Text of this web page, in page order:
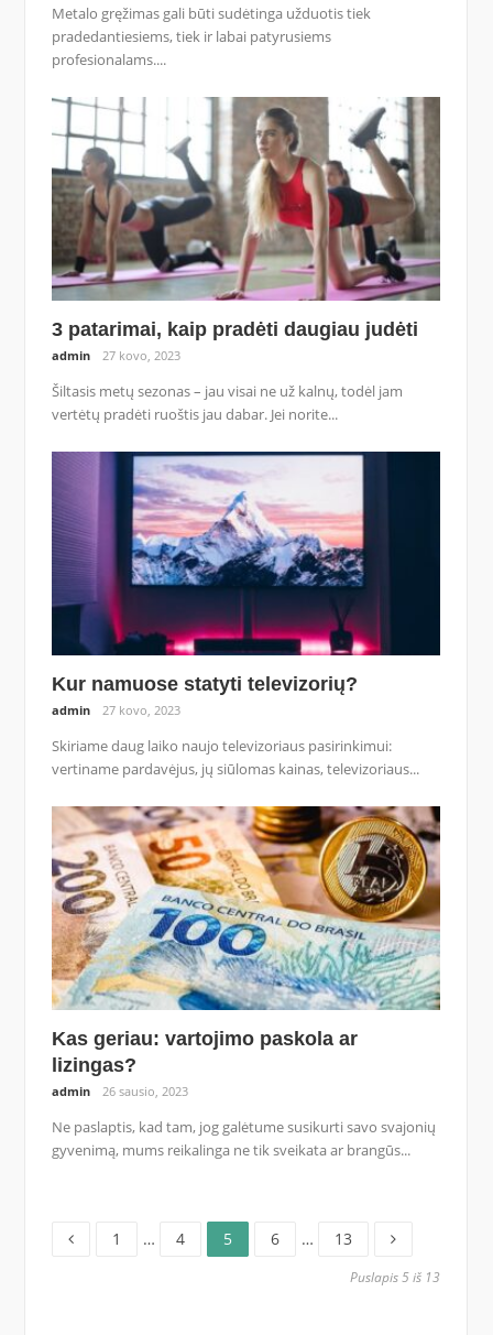
Metalo gręžimas gali būti sudėtinga užduotis tiek
pradedantiesiems, tiek ir labai patyrusiems
profesionalams....
3 patarimai, kaip pradėti daugiau judėti
admin 27 kovo, 2023
Šiltasis metų sezonas – jau visai ne už kalnų, todėl jam
vertėtų pradėti ruoštis jau dabar. Jei norite...
Kur namuose statyti televizorių?
admin 27 kovo, 2023
Skiriame daug laiko naujo televizoriaus pasirinkimui:
vertiname pardavėjus, jų siūlomas kainas, televizoriaus...
Kas geriau: vartojimo paskola ar
lizingas?
admin 26 sausio, 2023
Ne paslaptis, kad tam, jog galėtume susikurti savo svajonių
gyvenimą, mums reikalinga ne tik sveikata ar brangūs...
Navigacija
1 … Puslapis
4 Puslapis
5 6 … 13
Puslapis 5 iš 13